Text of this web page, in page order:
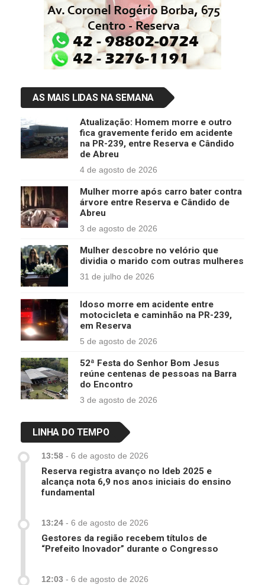
AS MAIS LIDAS NA SEMANA
Atualização: Homem morre e outro
fica gravemente ferido em acidente
na PR-239, entre Reserva e Cândido
de Abreu
4 de agosto de 2026
Mulher morre após carro bater contra
árvore entre Reserva e Cândido de
Abreu
3 de agosto de 2026
Mulher descobre no velório que
dividia o marido com outras mulheres
31 de julho de 2026
Idoso morre em acidente entre
motocicleta e caminhão na PR-239,
em Reserva
5 de agosto de 2026
52ª Festa do Senhor Bom Jesus
reúne centenas de pessoas na Barra
do Encontro
3 de agosto de 2026
LINHA DO TEMPO
13:58 - 6 de agosto de 2026
Reserva registra avanço no Ideb 2025 e
alcança nota 6,9 nos anos iniciais do ensino
fundamental
13:24 - 6 de agosto de 2026
Gestores da região recebem títulos de
“Prefeito Inovador” durante o Congresso
12:03 - 6 de agosto de 2026